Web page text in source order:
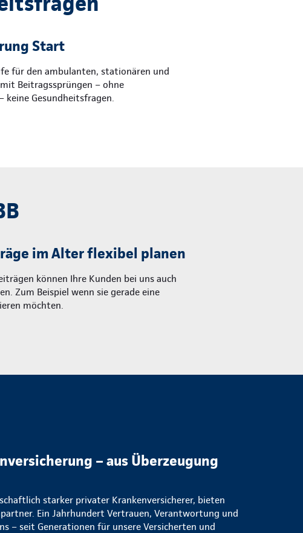
Start
für den ambulanten, stationären und
Beitragssprüngen – ohne
keine Gesundheitsfragen.
im Alter flexibel planen
können Ihre Kunden bei uns auch
Zum Beispiel wenn sie gerade eine
möchten.
– aus Überzeugung
starker privater Krankenversicherer, bieten
Ein Jahrhundert Vertrauen, Verantwortung und
– seit Generationen für unsere Versicherten und